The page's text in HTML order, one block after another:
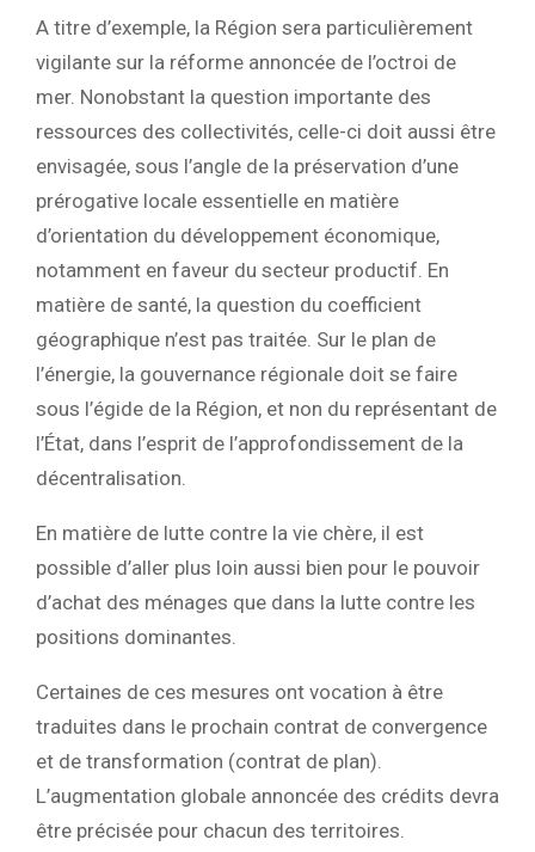
A titre d’exemple, la Région sera particulièrement
vigilante sur la réforme annoncée de l’octroi de
mer. Nonobstant la question importante des
ressources des collectivités, celle-ci doit aussi être
envisagée, sous l’angle de la préservation d’une
prérogative locale essentielle en matière
d’orientation du développement économique,
notamment en faveur du secteur productif. En
matière de santé, la question du coefficient
géographique n’est pas traitée. Sur le plan de
l’énergie, la gouvernance régionale doit se faire
sous l’égide de la Région, et non du représentant de
l’État, dans l’esprit de l’approfondissement de la
décentralisation.
En matière de lutte contre la vie chère, il est
possible d’aller plus loin aussi bien pour le pouvoir
d’achat des ménages que dans la lutte contre les
positions dominantes.
Certaines de ces mesures ont vocation à être
traduites dans le prochain contrat de convergence
et de transformation (contrat de plan).
L’augmentation globale annoncée des crédits devra
être précisée pour chacun des territoires.